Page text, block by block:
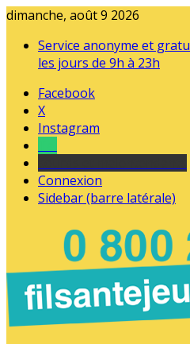
dimanche, août 9 2026
Service anonyme et
les jours de 9h à 23h
Facebook
X
Instagram
Connexion
Sidebar (barre latérale)